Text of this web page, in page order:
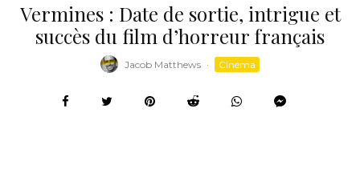
Vermines : Date de sortie, intrigue et
succès du film d’horreur français
Jacob Matthews · Cinéma